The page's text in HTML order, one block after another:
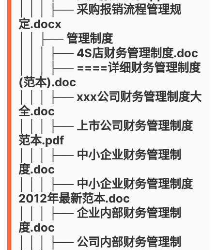
│ │ │ ├── 采购报销流程管理规
定.docx
│ │ ├── 管理制度
│ │ │ ├── 4S店财务管理制度.doc
│ │ │ ├── ====详细财务管理制度
(范本).doc
│ │ │ ├── xxx公司财务管理制度大
全.doc
│ │ │ ├── 上市公司财务管理制度
范本.pdf
│ │ │ ├── 中小企业财务管理制
度.doc
│ │ │ ├── 中小企业财务管理制度
2012年最新范本.doc
│ │ │ ├── 企业内部财务管理制
度.doc
│ │ │ ├── 公司内部财务管理制